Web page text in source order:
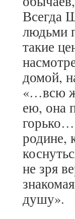
Всегда
людьми
такие
домой,
«…всю
ею, она
родине,
не зря
душу».